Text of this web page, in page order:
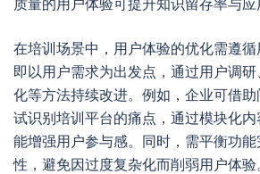
质量的用户体验可提升知识留存率与应
在培训场景中，用户体验的优化需遵循
即以用户需求为出发点，通过用户调
化等方法持续改进。例如，企业可借
试识别培训平台的痛点，通过模块化
能增强用户参与感。同时，需平衡功
性，避免因过度复杂化而削弱用户体